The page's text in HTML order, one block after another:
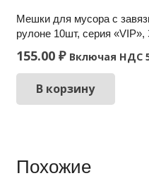
Мешки для мусора с
рулоне 10шт, серия
155.00 ₽ Включая НДС
В корзину
Похожие